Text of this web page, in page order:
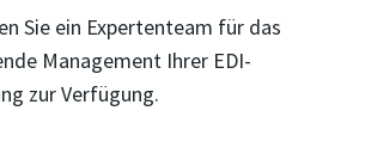
Sie ein Expertenteam für das
Management Ihrer EDI-
zur Verfügung.